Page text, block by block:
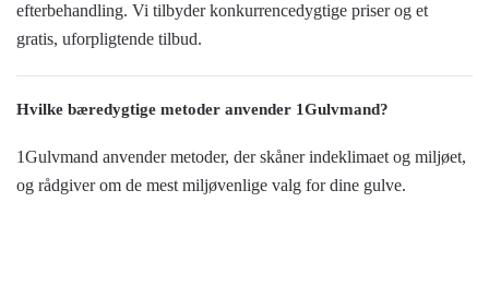
efterbehandling. Vi tilbyder konkurrencedygtige priser og et
gratis, uforpligtende tilbud.
Hvilke bæredygtige metoder anvender 1Gulvmand?
1Gulvmand anvender metoder, der skåner indeklimaet og miljøet,
og rådgiver om de mest miljøvenlige valg for dine gulve.